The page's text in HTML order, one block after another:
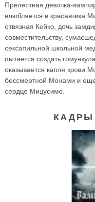
Прелестная девочка-
влюбляется в красавчика
отвязная Кейко, дочь
совместительству,
сексапильной школьной
пытается создать
оказывается капля крови
бессмертной Монами и
сердце Мицусимо.